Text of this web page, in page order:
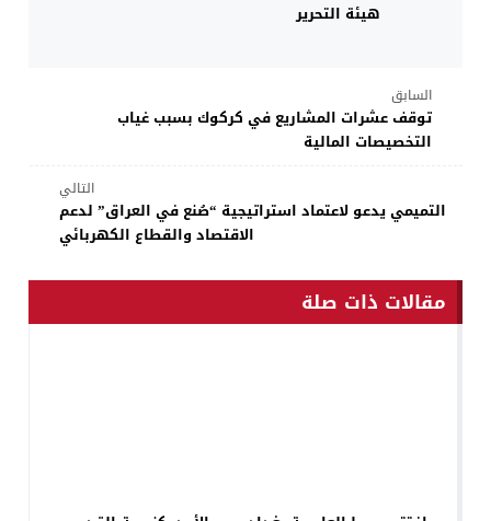
هيئة التحرير
السابق
توقف عشرات المشاريع في كركوك بسبب غياب
التخصيصات المالية
التالي
التميمي يدعو لاعتماد استراتيجية “صُنع في العراق” لدعم
الاقتصاد والقطاع الكهربائي
مقالات ذات صلة